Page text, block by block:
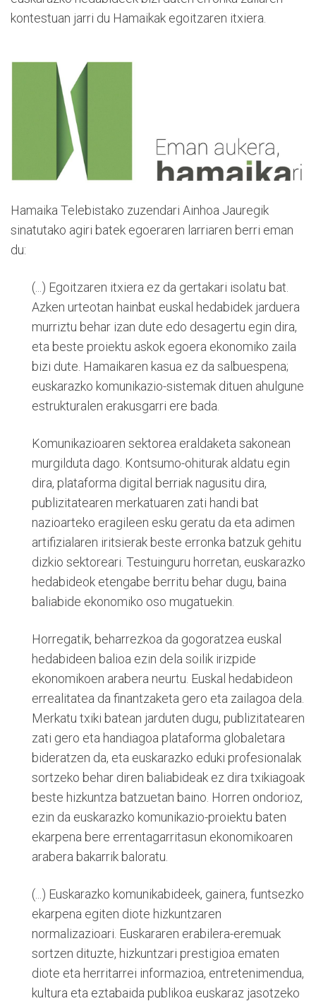
kontestuan jarri du Hamaikak egoitzaren itxiera.
Hamaika Telebistako zuzendari Ainhoa Jauregik
sinatutako agiri batek egoeraren larriaren berri eman
du:
(...) Egoitzaren itxiera ez da gertakari isolatu bat.
Azken urteotan hainbat euskal hedabidek jarduera
murriztu behar izan dute edo desagertu egin dira,
eta beste proiektu askok egoera ekonomiko zaila
bizi dute. Hamaikaren kasua ez da salbuespena;
euskarazko komunikazio-sistemak dituen ahulgune
estrukturalen erakusgarri ere bada.
Komunikazioaren sektorea eraldaketa sakonean
murgilduta dago. Kontsumo-ohiturak aldatu egin
dira, plataforma digital berriak nagusitu dira,
publizitatearen merkatuaren zati handi bat
nazioarteko eragileen esku geratu da eta adimen
artifizialaren iritsierak beste erronka batzuk gehitu
dizkio sektoreari. Testuinguru horretan, euskarazko
hedabideok etengabe berritu behar dugu, baina
baliabide ekonomiko oso mugatuekin.
Horregatik, beharrezkoa da gogoratzea euskal
hedabideen balioa ezin dela soilik irizpide
ekonomikoen arabera neurtu. Euskal hedabideon
errealitatea da finantzaketa gero eta zailagoa dela.
Merkatu txiki batean jarduten dugu, publizitatearen
zati gero eta handiagoa plataforma globaletara
bideratzen da, eta euskarazko eduki profesionalak
sortzeko behar diren baliabideak ez dira txikiagoak
beste hizkuntza batzuetan baino. Horren ondorioz,
ezin da euskarazko komunikazio-proiektu baten
ekarpena bere errentagarritasun ekonomikoaren
arabera bakarrik baloratu.
(...) Euskarazko komunikabideek, gainera, funtsezko
ekarpena egiten diote hizkuntzaren
normalizazioari. Euskararen erabilera-eremuak
sortzen dituzte, hizkuntzari prestigioa ematen
diote eta herritarrei informazioa, entretenimendua,
kultura eta eztabaida publikoa euskaraz jasotzeko